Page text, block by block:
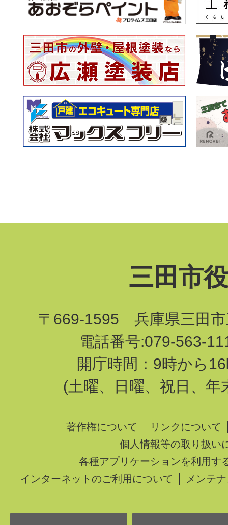
三田市
〒669-1595 兵庫県三田市
電話番号:079-563-
開庁時間：9時から
(土曜、日曜、祝日、年
著作権について
リンクについて
個人情報等の取り扱い
各種アプリケーションを利用す
インターネットのご利用について
メンテ